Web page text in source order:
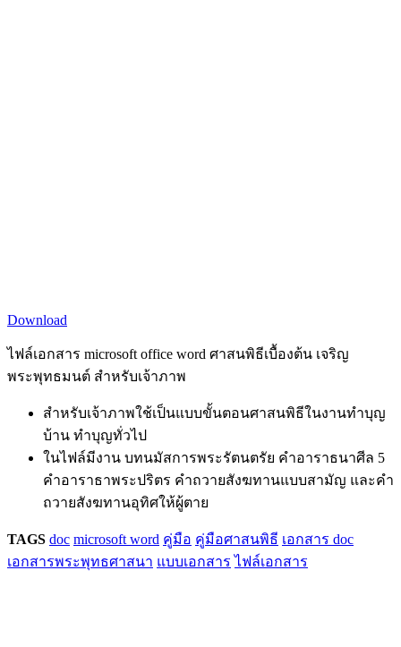
Download
ไฟล์เอกสาร microsoft office word ศาสนพิธีเบื้องต้น เจริญ
พระพุทธมนต์ สำหรับเจ้าภาพ
สำหรับเจ้าภาพใช้เป็นแบบขั้นตอนศาสนพิธีในงานทำบุญ
บ้าน ทำบุญทั่วไป
ในไฟล์มีงาน บทนมัสการพระรัตนตรัย คำอาราธนาศีล 5
คำอาราธาพระปริตร คำถวายสังฆทานแบบสามัญ และคำ
ถวายสังฆทานอุทิศให้ผู้ตาย
TAGS doc microsoft word คู่มือ คู่มือศาสนพิธี เอกสาร doc
เอกสารพระพุทธศาสนา แบบเอกสาร ไฟล์เอกสาร